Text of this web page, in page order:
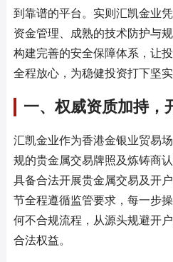
到靠谱的平台。实则汇凯金业
资金管理、成熟的技术防护与
构建完善的安全保障体系，让
全程放心，为稳健投资打下坚实
一、权威资质加持，
汇凯金业作为香港金银业贸易
规的贵金属交易牌照及炼铸商
具备合法开展贵金属交易及开
节全程遵循监管要求，每一步
何不合规流程，从源头规避开
合法权益。